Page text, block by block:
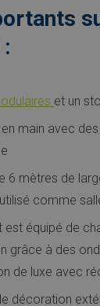
et un
main avec
6 mètres de
comme
est équipé de
grâce à des
de luxe avec
décoration